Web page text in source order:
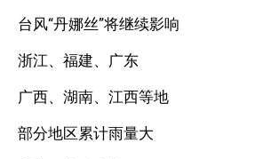
台风“丹娜丝”将继续影响
浙江、福建、广东
广西、湖南、江西等地
部分地区累计雨量大